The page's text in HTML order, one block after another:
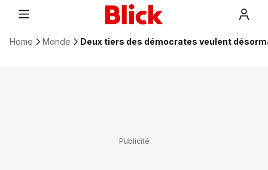
Home Monde Deux tiers des démocrates veulent